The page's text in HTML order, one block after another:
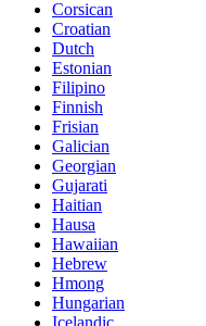
Corsican
Croatian
Dutch
Estonian
Filipino
Finnish
Frisian
Galician
Georgian
Gujarati
Haitian
Hausa
Hawaiian
Hebrew
Hmong
Hungarian
Icelandic